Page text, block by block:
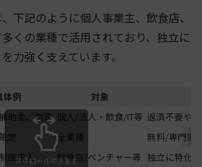
下記のように個人事業主、飲食店、
くの業種で活用されており、独立に
力強く支えています。
体例 対象
助金、融資 個人/法人・飲食/IT等 返済不要や
定 全業種
無料/専門家
度求人 飲食店/ベンチャー等 独立に特化
スクロールできます